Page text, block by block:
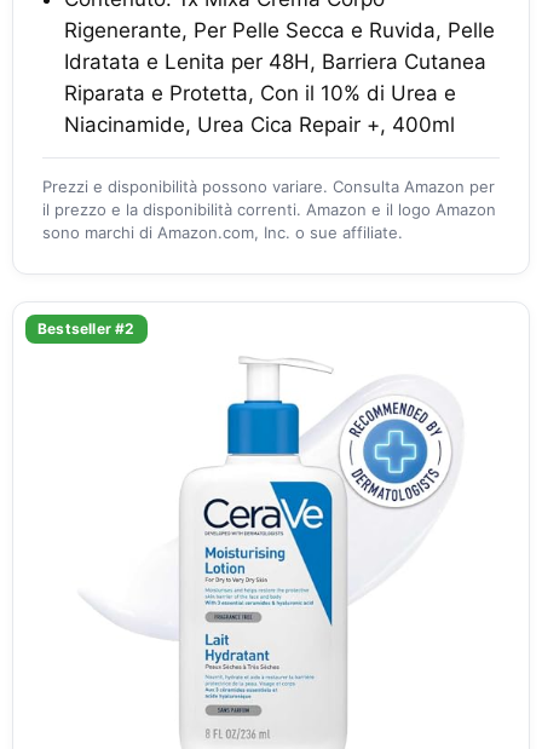
Rigenerante, Per Pelle Secca e Ruvida, Pelle
Idratata e Lenita per 48H, Barriera Cutanea
Riparata e Protetta, Con il 10% di Urea e
Niacinamide, Urea Cica Repair +, 400ml
Prezzi e disponibilità possono variare. Consulta Amazon per
il prezzo e la disponibilità correnti. Amazon e il logo Amazon
sono marchi di Amazon.com, Inc. o sue affiliate.
Bestseller #2